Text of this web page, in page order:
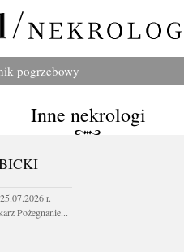
pogrzebowy
Inne nekrologi
r.
Pożegnanie...